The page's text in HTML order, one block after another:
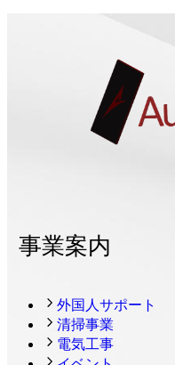
事業案内
外国人サポート
清掃事業
電気工事